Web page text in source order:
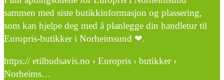
sammen med siste butikkinformasjon og plassering,
som kan hjelpe deg med å planlegge din handletur til
Europris-butikker i Norheimsund ❤.
https:// etilbudsavis.no › Europris › butikker ›
Norheims…